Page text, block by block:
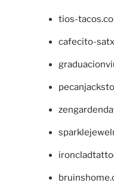
tios-
cafecito-